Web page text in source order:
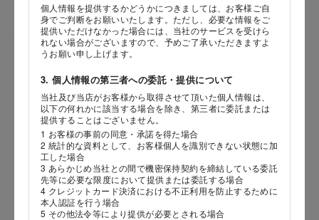
個人情報を提供するかどうかにつきましては、お客様ご自
身でご判断をお願いいたします。ただし、必要な情報をご
提供いただけなかった場合には、当社のサービスを受けら
れない場合がございますので、予めご了承いただきますよ
うお願い申し上げます。
3. 個人情報の第三者への委託・提供について
当社及び当店がお客様から取得させて頂いた個人情報は、
以下の何れかに該当する場合を除き、第三者に委託または
提供することはございません。
1 お客様の事前の同意・承諾を得た場合
2 統計的な資料として、お客様個人を識別できない状態に加
工した場合
3 あらかじめ当社との間で機密保持契約を締結している委託
先等に必要な限度において提供または委託する場合
4 クレジットカード決済における不正利用を防止するために
本人認証を行う場合
5 その他法令等により提供が必要とされる場合
生年月日
年
海外 Overseas shops
Indonesia
Malaysia
Hong Kong
UAE
Thailand
Vietnam